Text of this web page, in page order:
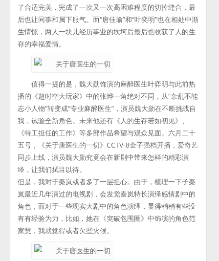
了合适完美，完成了一次又一次高困难程度的切掉缝合，最
后也让同事和属下服气。而“唐佳瑜”和“叶奕明”也在相处中渐
生情愫，两人一块儿经历事业的坎坷后最后也收获了人的生
存的幸福爱情。
值得一提的是，魏大勋饰演的麻醉医生叶弈明与此前热
播的《超时空大玩家》中的张烨一角绝对不同，从“杂乱不能
志小人物”转变成“专业麻醉医生”，演员魏大勋在不断挑战自
我，试验全新角色。未来他还有《人的生存若如初见》、
《特工担任的工作》等多部作品希望与观众见面。六月二十
五号，《关于唐医生的一切》CCTV-8金子强档开播，爱奇艺
同步上线，演员魏大勋究竟会在新剧中带来怎样的精彩演
绎，让我们拭目以待。
但是，我对于秦岚或者多了一层担心。由于，梳理一下子秦
岚最近几年演过的电视剧，会发觉秦岚特长演绎感情剧中的
角色，而对于一些现实大剧中的角色演绎，显得稍稍有些没
有有经验为力，比如，她在《突破包围圈》中饰演的角色范
家慧，我就觉得或者欠些火候。